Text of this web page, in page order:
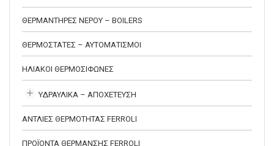
ΘΕΡΜΑΝΤΗΡΕΣ ΝΕΡΟΥ – BOILERS
ΘΕΡΜΟΣΤΑΤΕΣ – ΑΥΤΟΜΑΤΙΣΜΟΙ
ΗΛΙΑΚΟΙ ΘΕΡΜΟΣΙΦΩΝΕΣ
ΥΔΡΑΥΛΙΚΑ – ΑΠΟΧΕΤΕΥΣΗ
ΑΝΤΛΙΕΣ ΘΕΡΜΟΤΗΤΑΣ FERROLI
ΠΡΟΪΟΝΤΑ ΘΕΡΜΑΝΣΗΣ FERROLI